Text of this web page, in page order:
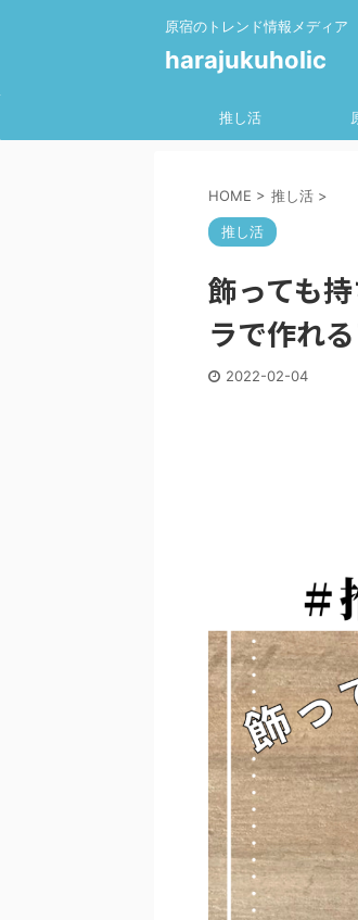
原宿のトレンド情報メディア
harajukuholic
推し活
HOME > 推し活 >
推し活
飾っても
ラで作れ
2022-02-04